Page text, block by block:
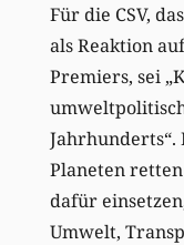
Für die CSV,
als Reaktion
Premiers, sei
Jahrhunderts“.
Planeten
dafür
Umwelt,